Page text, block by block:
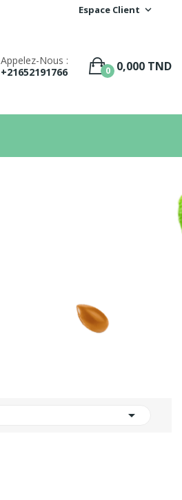
Espace Client expand_more
0 0,000 TND
Appelez-Nous :
+21652191766
